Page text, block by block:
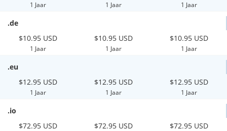
1 Jaar 1 Jaar 1 Jaar
.de
$10.95 USD
1 Jaar
$10.95 USD
1 Jaar
$10.95 USD
1 Jaar
.eu
$12.95 USD
1 Jaar
$12.95 USD
1 Jaar
$12.95 USD
1 Jaar
.io
$72.95 USD
$72.95 USD $72.95 USD